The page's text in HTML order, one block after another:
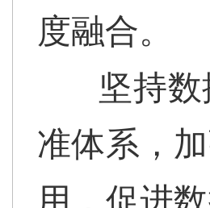
度融合。
坚持数
准体系，